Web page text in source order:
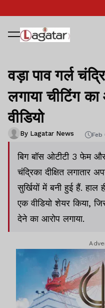
वड़ा पाव गर्ल
लगाया चीटिंग
वीडियो
By Lagatar News Feb
बिग बॉस ओटीटी 3 फेम
चंद्रिका दीक्षित लगातार
सुर्खियों में बनी हुई हैं. हाल
एक वीडियो शेयर किया,
देने का आरोप लगाया.